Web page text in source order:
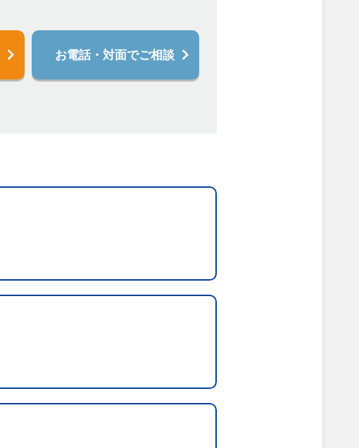
お電話・対面でご相談